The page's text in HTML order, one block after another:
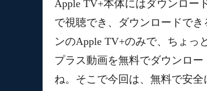
Apple TV+本体にはダウンロー
で視聴でき、ダウンロードで
ンのApple TV+のみで、ちょっ
プラス動画を無料でダウンロ
ね。そこで今回は、無料で安